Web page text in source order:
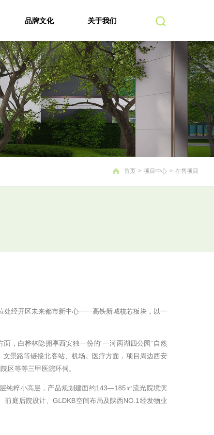
品牌文化 关于我们
首页 > 项目中心 > 在售项目
经开区未来都市新中心——高铁新城核芯板块，以一
白桦林隐拥享西安独一份的“一河两湖四公园”自然
景路等链接北客站、机场。医疗方面，项目周边西安
区等等三甲医院环伺。
粹小高层，产品规划建面约143—185㎡流光院境滨
庭后院设计、GLDKB空间布局及陕西NO.1经发物业